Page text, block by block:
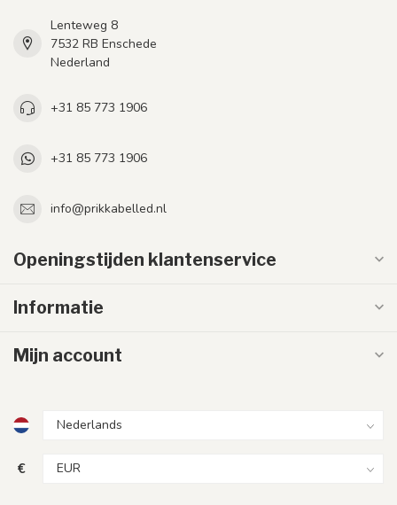
Lenteweg 8
7532 RB Enschede
Nederland
+31 85 773 1906
+31 85 773 1906
info@prikkabelled.nl
Openingstijden klantenservice
Informatie
Mijn account
€